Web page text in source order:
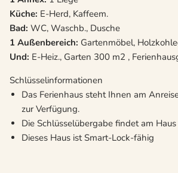
Küche: E-Herd, Kaffeem.
Bad: WC, Waschb., Dusche
1 Außenbereich: Gartenmöbel,
Und: E-Heiz., Garten 300 m2 ,
Schlüsselinformationen
Das Ferienhaus steht Ihnen am
zur Verfügung.
Die Schlüsselübergabe findet am
Dieses Haus ist Smart-Lock-fähig